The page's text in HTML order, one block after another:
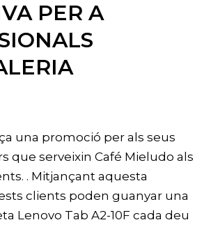
PER A
una promoció per als seus
que serveixin Café Mieludo als
. Mitjançant aquesta
clients poden guanyar una
Lenovo Tab A2-10F cada deu